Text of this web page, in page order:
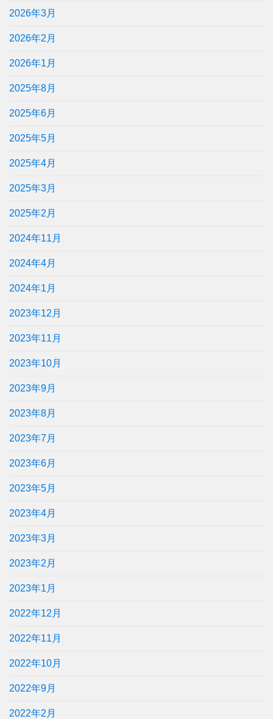
2026年3月
2026年2月
2026年1月
2025年8月
2025年6月
2025年5月
2025年4月
2025年3月
2025年2月
2024年11月
2024年4月
2024年1月
2023年12月
2023年11月
2023年10月
2023年9月
2023年8月
2023年7月
2023年6月
2023年5月
2023年4月
2023年3月
2023年2月
2023年1月
2022年12月
2022年11月
2022年10月
2022年9月
2022年2月